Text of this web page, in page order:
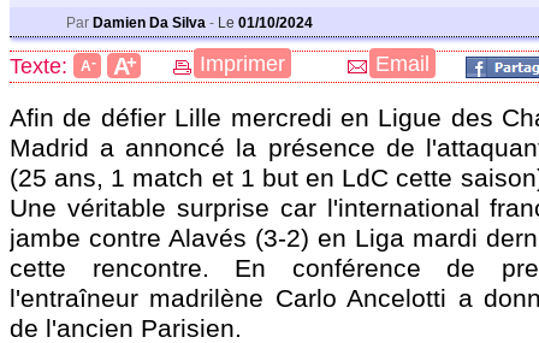
Par Damien Da Silva - Le 01/10/2024
Texte: A- A+ Imprimer Email
Afin de défier Lille mercredi en Ligue des
Madrid a annoncé la présence de
(25 ans, 1 match et 1 but en LdC cette
Une véritable surprise car l'international
jambe contre Alavés (3-2) en Liga mardi
cette rencontre. En conférence de
l'entraîneur madrilène Carlo Ancelotti a
de l'ancien Parisien.